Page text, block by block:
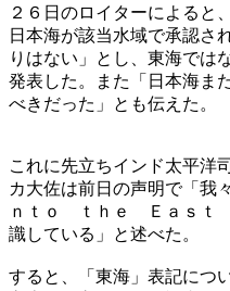
２６日のロイターによると
日本海が該当水域で承認さ
りはない」とし、東海では
発表した。また「日本海ま
べきだった」とも伝えた。
これに先立ちインド太平洋
カ大佐は前日の声明で「我
ｎｔｏ ｔｈｅ Ｅａｓｔ
識している」と述べた。
すると、「東海」表記につ